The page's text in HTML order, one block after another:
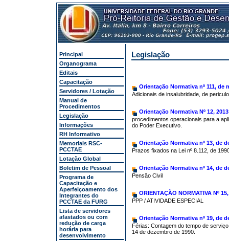
Principal
Organograma
Editais
Capacitação
Servidores / Lotação
Manual de
Procedimentos
Legislação
Informações
RH Informativo
Memoriais RSC-
PCCTAE
Lotação Global
Boletim de Pessoal
Programa de
Capacitação e
Aperfeiçoamento dos
Integrantes do
PCCTAE da FURG
Lista de servidores
afastados ou com
redução de carga
horária para
desenvolvimento
Legislação
Orientação Normativa nº 111, de
Adicionais de insalubridade, de
Orientação Normativa Nº 12, 2013
procedimentos operacionais para a
do Poder Executivo.
Orientação Normativa nº 13, de
Prazos fixados na Lei nº 8.112, de
Orientação Normativa nº 14, de
Pensão Civil
ORIENTAÇÃO NORMATIVA Nº
PPP / ATIVIDADE ESPECIAL
Orientação Normativa nº 19, de
Férias: Contagem do tempo de
14 de dezembro de 1990.